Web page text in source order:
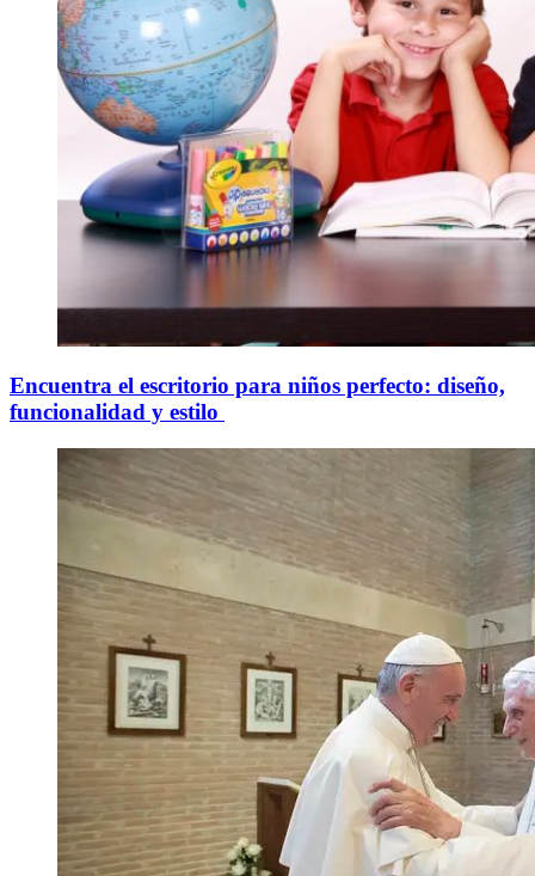
Encuentra el escritorio para niños perfecto: diseño,
funcionalidad y estilo